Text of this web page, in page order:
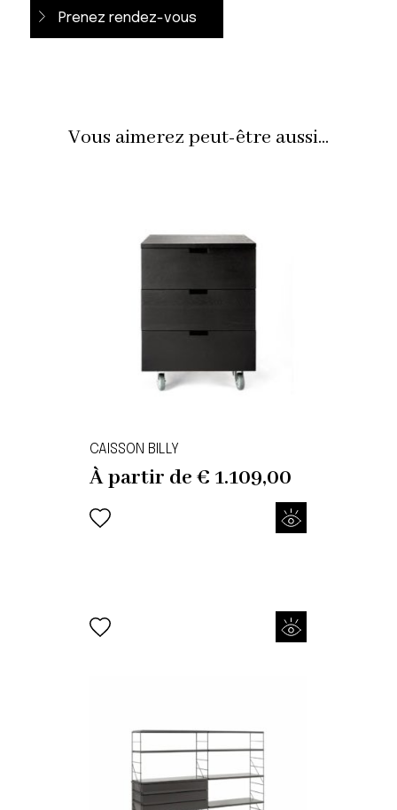
Prenez rendez-vous
Vous aimerez peut-être aussi...
CAISSON BILLY
À partir de€ 1.109,00